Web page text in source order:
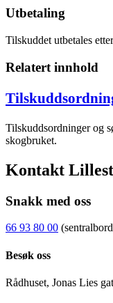
Utbetaling
Tilskuddet utbetales
Relatert innhold
Tilskuddsordninger og
skogbruket.
Kontakt
Snakk med oss
66 93 80 00
Besøk oss
Rådhuset, Jonas Lies